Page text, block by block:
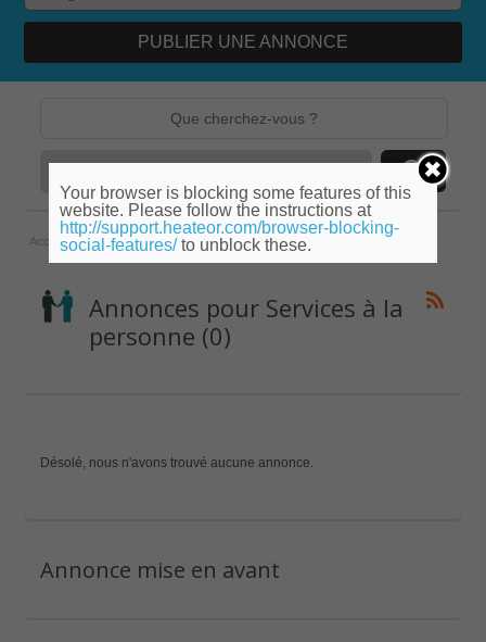
PUBLIER UNE ANNONCE
Accueil » Ile-de-France » Paris » Services à la personne
Annonces pour Services à la
personne (0)
Désolé, nous n'avons trouvé aucune annonce.
Annonce mise en avant
Your browser is blocking some features of this
website. Please follow the instructions at
http://support.heateor.com/browser-blocking-
social-features/to unblock these.